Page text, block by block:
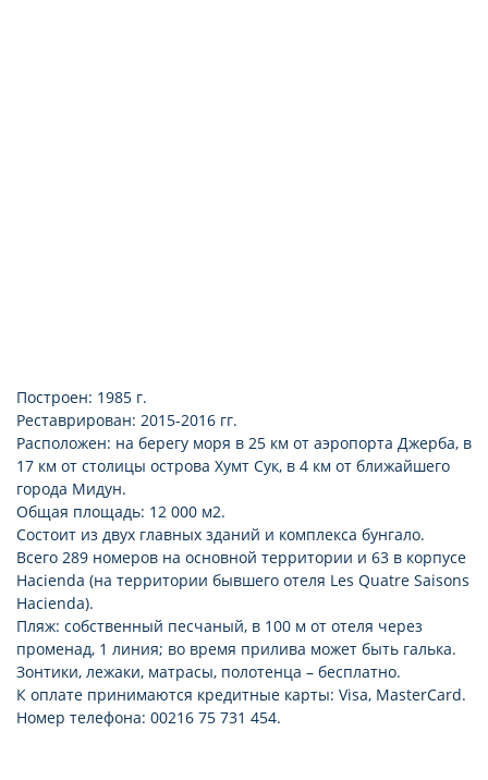
Построен: 1985 г.
Реставрирован: 2015-2016 гг.
Расположен: на берегу моря в 25 км от аэропорта Джерба, в
17 км от столицы острова Хумт Сук, в 4 км от ближайшего
города Мидун.
Общая площадь: 12 000 м2.
Состоит из двух главных зданий и комплекса бунгало.
Всего 289 номеров на основной территории и 63 в корпусе
Hacienda (на территории бывшего отеля Les Quatre Saisons
Hacienda).
Пляж: собственный песчаный, в 100 м от отеля через
променад, 1 линия; во время прилива может быть галька.
Зонтики, лежаки, матрасы, полотенца – бесплатно.
К оплате принимаются кредитные карты: Visa, MasterCard.
Номер телефона: 00216 75 731 454.